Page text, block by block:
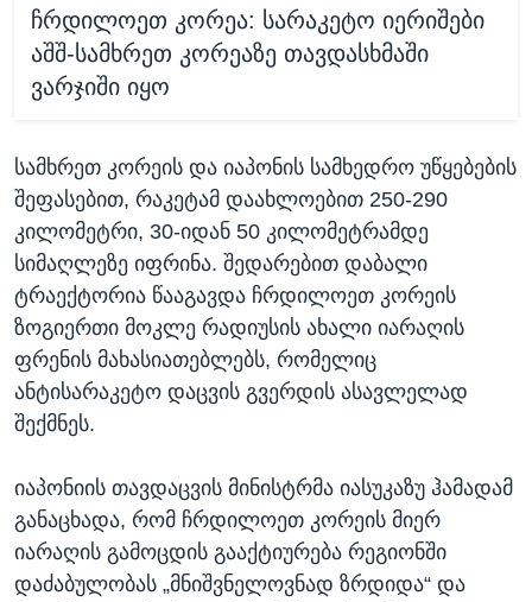
ჩრდილოეთ კორეა: სარაკეტო იერიშები
აშშ-სამხრეთ კორეაზე თავდასხმაში
ვარჯიში იყო
სამხრეთ კორეის და იაპონის სამხედრო უწყებების
შეფასებით, რაკეტამ დაახლოებით 250-290
კილომეტრი, 30-იდან 50 კილომეტრამდე
სიმაღლეზე იფრინა. შედარებით დაბალი
ტრაექტორია წააგავდა ჩრდილოეთ კორეის
ზოგიერთი მოკლე რადიუსის ახალი იარაღის
ფრენის მახასიათებლებს, რომელიც
ანტისარაკეტო დაცვის გვერდის ასავლელად
შექმნეს.
იაპონიის თავდაცვის მინისტრმა იასუკაზუ ჰამადამ
განაცხადა, რომ ჩრდილოეთ კორეის მიერ
იარაღის გამოცდის გააქტიურება რეგიონში
დაძაბულობას „მნიშვნელოვნად ზრდიდა“ და